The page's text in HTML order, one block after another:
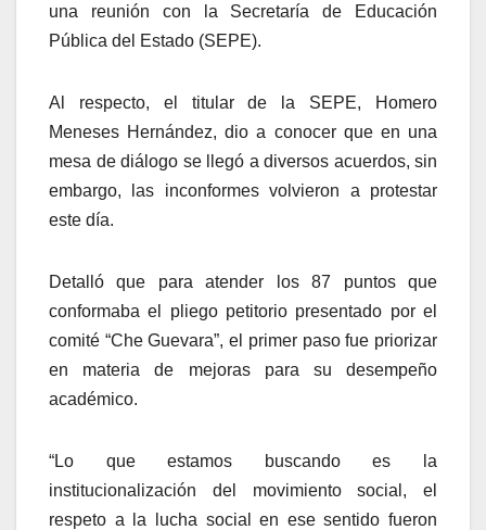
una reunión con la Secretaría de Educación
Pública del Estado (SEPE).
Al respecto, el titular de la SEPE, Homero
Meneses Hernández, dio a conocer que en una
mesa de diálogo se llegó a diversos acuerdos, sin
embargo, las inconformes volvieron a protestar
este día.
Detalló que para atender los 87 puntos que
conformaba el pliego petitorio presentado por el
comité “Che Guevara”, el primer paso fue priorizar
en materia de mejoras para su desempeño
académico.
“Lo que estamos buscando es la
institucionalización del movimiento social, el
respeto a la lucha social en ese sentido fueron